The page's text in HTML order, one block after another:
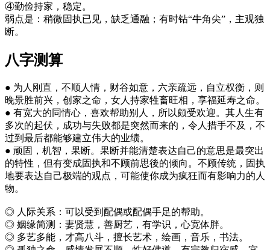
④勤俭持家，稳定。
弱点是：稍微固执已见，缺乏通融；有时钻“牛角尖”，主观独
断。
八字测算
● 为人刚直，不顺人情，财谷如意，六亲疏远，自立权衡，则
晚景胜前兴，创家之命，女人持家牲畜旺相，享福延寿之命。
● 有宽大的同情心，喜欢帮助别人，所以颇受欢迎。其人生有
多次的起伏，成功与失败都是突然而来的，令人措手不及，不
过到最后都能够建立伟大的业绩。
● 顽固，机智，果断。果断并能清楚表达自己的意思是最突出
的特性，但有变成固执和不顾前思後的倾向。不顾传统，固执
地要表达自己极端的观点，可能使你成为疯狂而有影响力的人
物。
◎ 人际关系：可以受到配偶或配偶手足的帮助。
◎ 姻缘简测：妻贤慧，善厨艺，有学识，心宽体胖。
◎ 多艺多能，才高八斗，擅长艺术，绘画，音乐，书法。